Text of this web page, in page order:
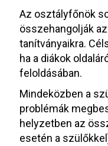
Az osztályfőnök
összehangolják
tanítványaikra.
ha a diákok
feloldásában.
Mindeközben a
problémák
helyzetben az
esetén a